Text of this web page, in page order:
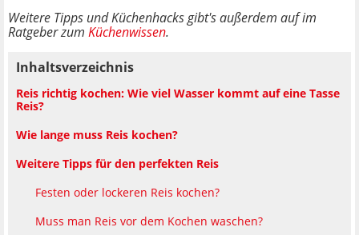
Weitere Tipps und Küchenhacks gibt's außerdem auf im
Ratgeber zum Küchenwissen.
Inhaltsverzeichnis
Reis richtig kochen: Wie viel Wasser kommt auf eine Tasse
Reis?
Wie lange muss Reis kochen?
Weitere Tipps für den perfekten Reis
Festen oder lockeren Reis kochen?
Muss man Reis vor dem Kochen waschen?